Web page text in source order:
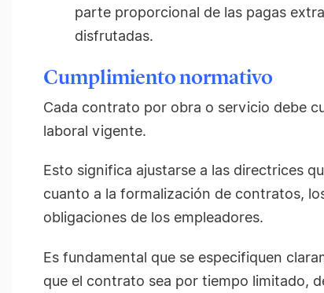
parte proporcional de las pagas
disfrutadas.
Cumplimiento normativo
Cada contrato por obra o servicio debe
laboral vigente.
Esto significa ajustarse a las directrices
cuanto a la formalización de contratos,
obligaciones de los empleadores.
Es fundamental que se especifiquen
que el contrato sea por tiempo limitado,